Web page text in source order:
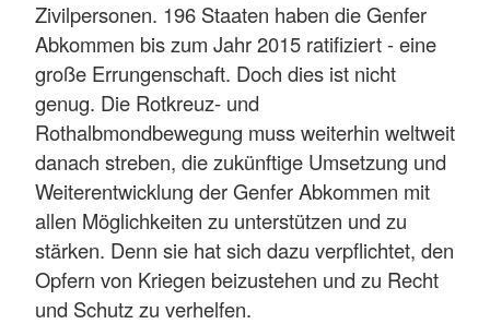
Zivilpersonen. 196 Staaten haben die Genfer
Abkommen bis zum Jahr 2015 ratifiziert - eine
große Errungenschaft. Doch dies ist nicht
genug. Die Rotkreuz- und
Rothalbmondbewegung muss weiterhin weltweit
danach streben, die zukünftige Umsetzung und
Weiterentwicklung der Genfer Abkommen mit
allen Möglichkeiten zu unterstützen und zu
stärken. Denn sie hat sich dazu verpflichtet, den
Opfern von Kriegen beizustehen und zu Recht
und Schutz zu verhelfen.